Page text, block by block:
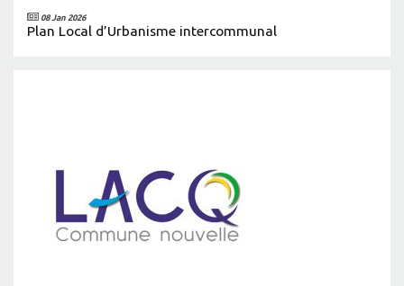
08 Jan 2026
Plan Local d’Urbanisme intercommunal